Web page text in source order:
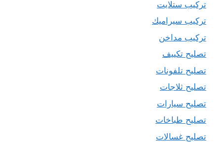
تركيب ستلايت
تركيب سيراميك
تركيب مداخن
تصليح تكييف
تصليح تلفونات
تصليح ثلاجات
تصليح سيارات
تصليح طباخات
تصليح غسالات